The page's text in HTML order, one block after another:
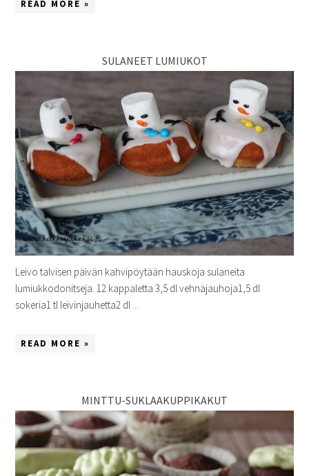
READ MORE »
SULANEET LUMIUKOT
Leivo talvisen päivän kahvipöytään hauskoja sulaneita
lumiukkodonitseja. 12 kappaletta 3,5 dl vehnäjauhoja1,5 dl
sokeria1 tl leivinjauhetta2 dl ...
READ MORE »
MINTTU-SUKLAAKUPPIKAKUT